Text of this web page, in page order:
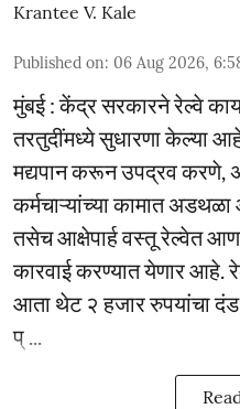
Krantee V. Kale
Published on: 06 Aug 2026,
मुंबई : केंद्र सरकारने रेल्वे
तरतुदींमध्ये सुधारणा केल्या
मद्यपान करून उपद्रव करणे,
कर्मचाऱ्यांच्या कामात
तसेच आक्षेपार्ह वस्तू रेल्वेत
कारवाई करण्यात येणार आहे.
आता थेट २ हजार रुपयांचा
प् ...